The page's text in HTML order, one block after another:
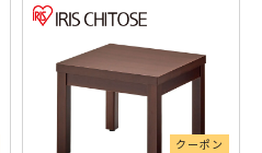
クーポン